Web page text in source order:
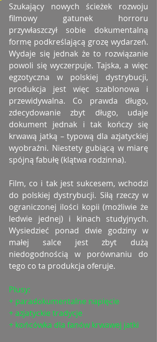
Szukający nowych ścieżek rozwoju
filmowy gatunek horroru
przywłaszczył sobie dokumentalną
formę podkreślającą grozę wydarzeń.
Wydaje się jednak że to rozwiązanie
powoli się wyczerpuje. Tajska, a więc
egzotyczna w polskiej dystrybucji,
produkcja jest więc szablonowa i
przewidywalna. Co prawda długo,
zdecydowanie zbyt długo, udaje
dokument jednak i tak kończy się
krwawą jatką – typową dla azjatyckiej
wyobraźni. Niestety gubiącą w miarę
spójną fabułę (klątwa rodzinna).
Film, co i tak jest sukcesem, wchodzi
do polskiej dystrybucji. Siłą rzeczy w
ograniczonej ilości kopii (możliwie że
ledwie jednej) i kinach studyjnych.
Wysiedzieć ponad dwie godziny w
małej salce jest zbyt dużą
niedogodnością w porównaniu do
tego co ta produkcja oferuje.
Plusy:
+ paradokumentalne napięcie
+ azjatyckie tradycje
+ końcówka dla fanów krwawej jatki